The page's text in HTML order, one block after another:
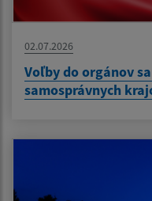
02.07.2026
Voľby do orgánov
samosprávnych